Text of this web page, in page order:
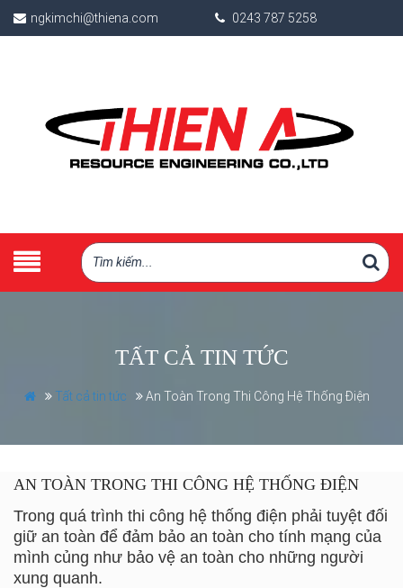
ngkimchi@thiena.com 0243 787 5258
TẤT CẢ TIN TỨC
Tất cả tin tức An Toàn Trong Thi Công Hệ Thống Điện
AN TOÀN TRONG THI CÔNG HỆ THỐNG ĐIỆN
Trong quá trình thi công hệ thống điện phải tuyệt đối
giữ an toàn để đảm bảo an toàn cho tính mạng của
mình củng như bảo vệ an toàn cho những người
xung quanh.